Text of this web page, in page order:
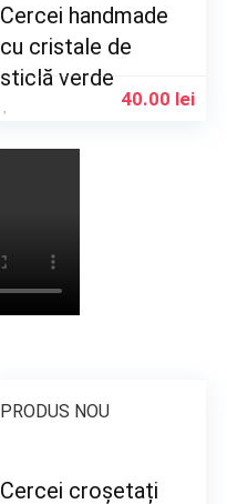
Cercei handmade
cu cristale de
sticlă verde
40.00 lei
PRODUS NOU
Cercei croșetați